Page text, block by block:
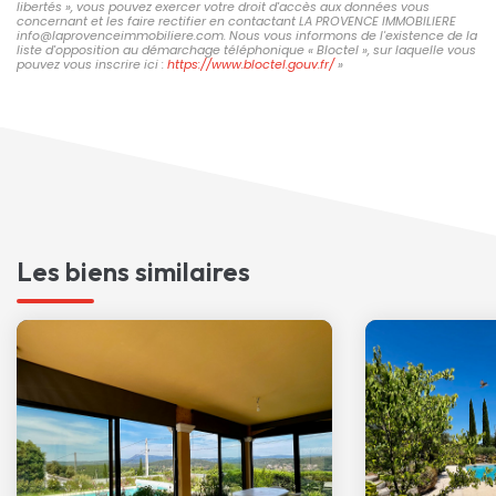
libertés », vous pouvez exercer votre droit d'accès aux données vous
concernant et les faire rectifier en contactant LA PROVENCE IMMOBILIERE
info@laprovenceimmobiliere.com. Nous vous informons de l'existence de la
liste d'opposition au démarchage téléphonique « Bloctel », sur laquelle vous
pouvez vous inscrire ici : https://www.bloctel.gouv.fr/»
Les biens similaires